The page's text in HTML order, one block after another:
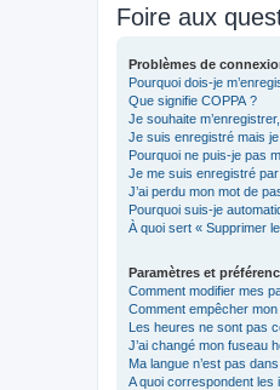
Foire aux
Problèmes de
Pourquoi dois-je
Que signifie COPPA ?
Je souhaite
Je suis enregistré mais
Pourquoi ne puis-je pas
Je me suis enregistré
J’ai perdu mon mot de
Pourquoi suis-je
À quoi sert « Supprimer
Paramètres et
Comment modifier mes
Comment empêcher
Les heures ne sont pas
J’ai changé mon fuseau
Ma langue n’est pas
A quoi correspondent les